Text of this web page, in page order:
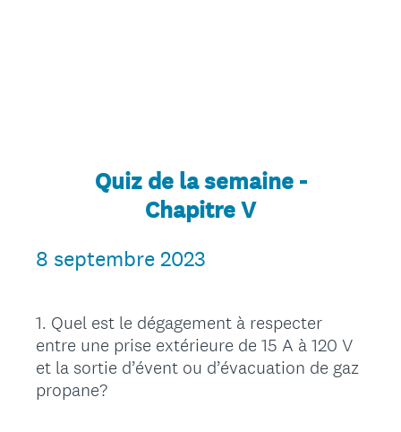
Quiz de la semaine -
Chapitre V
8 septembre 2023
Question
Title
1. Quel est le dégagement à respecter
entre une prise extérieure de 15 A à 120 V
et la sortie d’évent ou d’évacuation de gaz
propane?